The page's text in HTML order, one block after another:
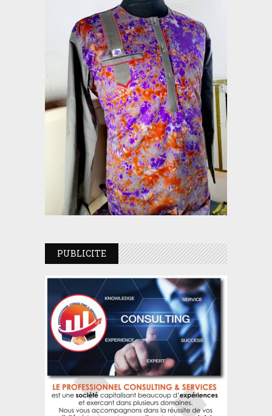
PUBLICITE